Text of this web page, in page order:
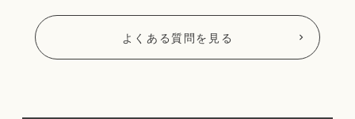
よくある質問を見る